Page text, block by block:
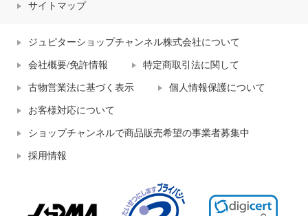
サイトマップ
ジュピターショップチャンネル株式会社について
会社概要/免許情報 特定商取引法に関して
古物営業法に基づく表示 個人情報保護について
お客様対応について
ショップチャンネルで商品販売希望の事業者募集中
採用情報